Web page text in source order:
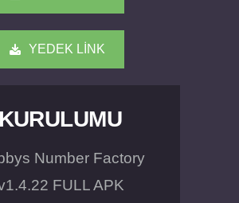
YEDEK LİNK
KURULUMU
Number Factory
FULL APK